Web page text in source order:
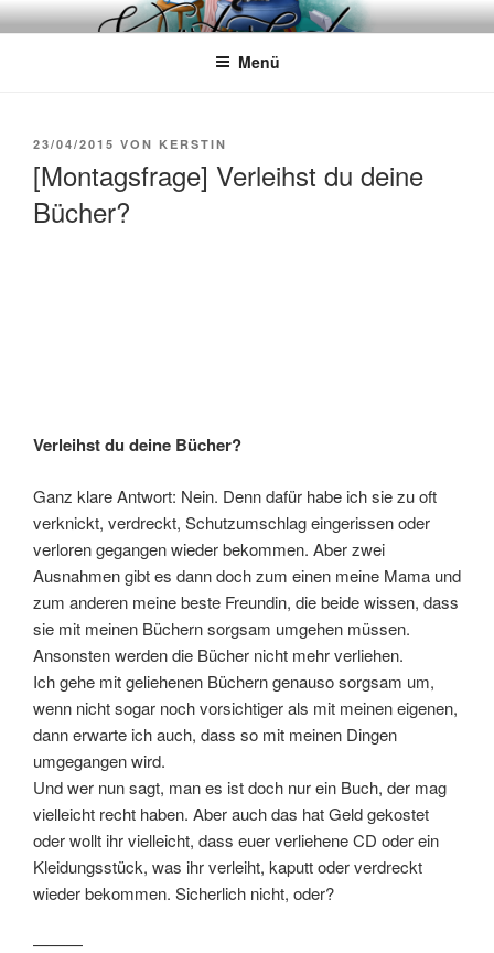
Zum
InhaltWÖRTERKATZE
Von Büchern erzählen
Menü
VERÖFFENTLICHT
23/04/2015 VON KERSTIN
[Montagsfrage] Verleihst du deine
Bücher?
Verleihst du deine Bücher?
Ganz klare Antwort: Nein. Denn dafür habe ich sie zu oft
verknickt, verdreckt, Schutzumschlag eingerissen oder
verloren gegangen wieder bekommen. Aber zwei
Ausnahmen gibt es dann doch zum einen meine Mama und
zum anderen meine beste Freundin, die beide wissen, dass
sie mit meinen Büchern sorgsam umgehen müssen.
Ansonsten werden die Bücher nicht mehr verliehen.
Ich gehe mit geliehenen Büchern genauso sorgsam um,
wenn nicht sogar noch vorsichtiger als mit meinen eigenen,
dann erwarte ich auch, dass so mit meinen Dingen
umgegangen wird.
Und wer nun sagt, man es ist doch nur ein Buch, der mag
vielleicht recht haben. Aber auch das hat Geld gekostet
oder wollt ihr vielleicht, dass euer verliehene CD oder ein
Kleidungsstück, was ihr verleiht, kaputt oder verdreckt
wieder bekommen. Sicherlich nicht, oder?
———